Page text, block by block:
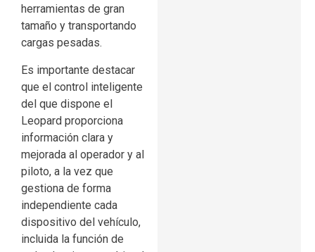
herramientas de gran
tamaño y transportando
cargas pesadas.
Es importante destacar
que el control inteligente
del que dispone el
Leopard proporciona
información clara y
mejorada al operador y al
piloto, a la vez que
gestiona de forma
independiente cada
dispositivo del vehículo,
incluida la función de